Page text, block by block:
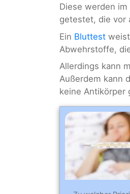
Diese werden
getestet, die vor
Ein Bluttest
Abwehrstoffe,
Allerdings kann
Außerdem kann
keine Antikörper